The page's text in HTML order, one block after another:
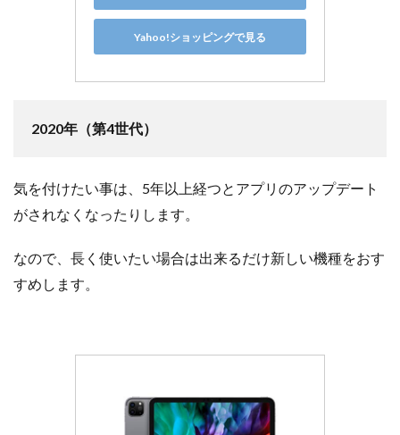
Yahoo!ショッピングで見る
2020年（第4世代）
気を付けたい事は、5年以上経つとアプリのアップデート
がされなくなったりします。
なので、長く使いたい場合は出来るだけ新しい機種をおす
すめします。